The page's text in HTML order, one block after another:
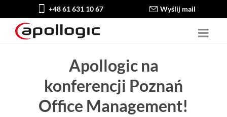
+48 61 631 10 67 Wyślij mail
Apollogic na
konferencji Poznań
Office Management!